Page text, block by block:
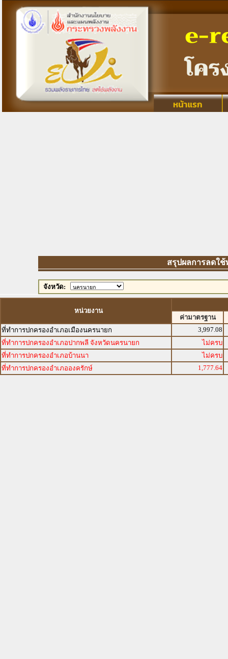
สรุปผลการลดใช้พ
จังหวัด:
หน่วยงาน
ค่ามาตรฐาน
ที่ทำการปกครองอำเภอเมืองนครนายก
3,997.08
ที่ทำการปกครองอำเภอปากพลี จังหวัดนครนายก
ไม่ครบ
ที่ทำการปกครองอำเภอบ้านนา
ไม่ครบ
ที่ทำการปกครองอำเภอองครักษ์
1,777.64